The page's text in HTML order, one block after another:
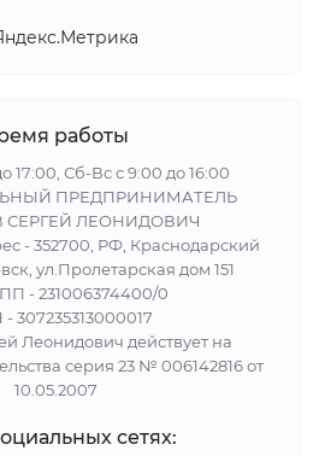
работы
17:00, Сб-Вс с 9:00 до 16:00
ПРЕДПРИНИМАТЕЛЬ
СЕРГЕЙ ЛЕОНИДОВИЧ
- 352700, РФ, Краснодарский
ул.Пролетарская дом 151
- 231006374400/0
307235313000017
Леонидович действует на
серия 23 № 006142816 от
10.05.2007
сетях: